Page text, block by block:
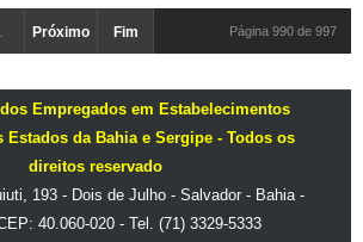
Próximo Fim Página 990 de 997
Empregados em Estabelecimentos
Estados da Bahia e Sergipe - Todos os
direitos reservado
193 - Dois de Julho - Salvador - Bahia -
40.060-020 - Tel. (71) 3329-5333